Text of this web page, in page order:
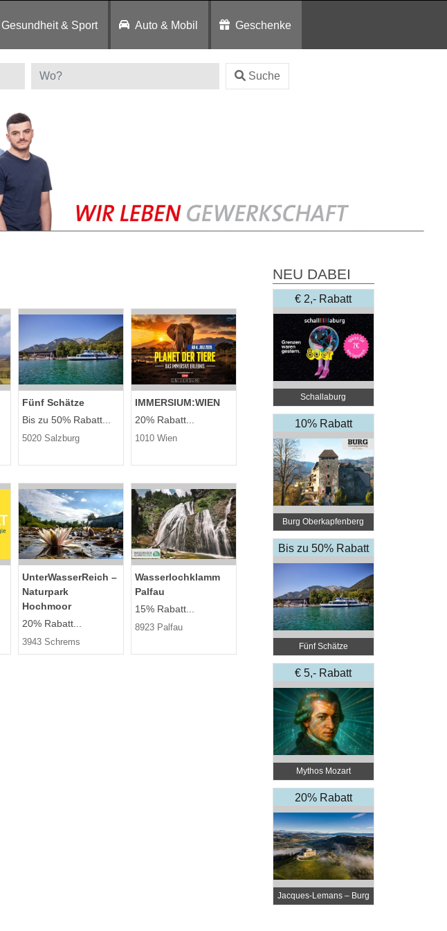
Gesundheit & Sport Auto & Mobil Geschenke
Suche
Fünf Schätze
Bis zu 50% Rabatt...
5020 Salzburg
IMMERSIUM:WIEN
20% Rabatt...
1010 Wien
UnterWasserReich –
Naturpark
Hochmoor
20% Rabatt...
3943 Schrems
Wasserlochklamm
Palfau
15% Rabatt...
8923 Palfau
NEU DABEI
€ 2,- Rabatt
Schallaburg
10% Rabatt
Burg Oberkapfenberg
Bis zu 50% Rabatt
Fünf Schätze
€ 5,- Rabatt
Mythos Mozart
20% Rabatt
Jacques-Lemans – Burg
Taggenbrunn